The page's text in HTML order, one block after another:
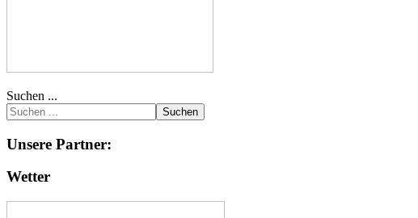
Suchen ...
Suchen
Unsere Partner:
Wetter